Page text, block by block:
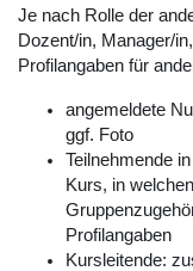
Je nach Rolle der
Dozent/in, Manager/
Profilangaben für
angemeldete
ggf. Foto
Teilnehmende
Kurs, in
Profilangaben
Kursleitende: